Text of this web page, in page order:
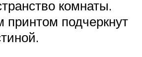
комнаты.
принтом подчеркнут